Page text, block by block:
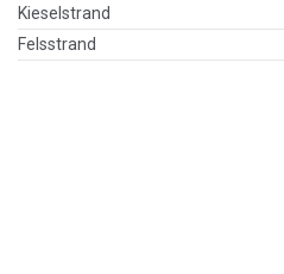
Kieselstrand
Felsstrand